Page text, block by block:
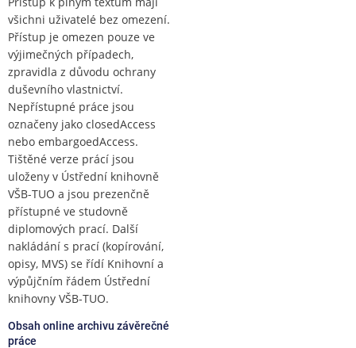
všichni uživatelé bez omezení.
Přístup je omezen pouze ve
výjimečných případech,
zpravidla z důvodu ochrany
duševního vlastnictví.
Nepřístupné práce jsou
označeny jako closedAccess
nebo embargoedAccess.
Tištěné verze prácí jsou
uloženy v Ústřední knihovně
VŠB-TUO a jsou prezenčně
přístupné ve studovně
diplomových prací. Další
nakládání s prací (kopírování,
opisy, MVS) se řídí Knihovní a
výpůjčním řádem Ústřední
knihovny VŠB-TUO.
Obsah online archivu závěrečné
práce